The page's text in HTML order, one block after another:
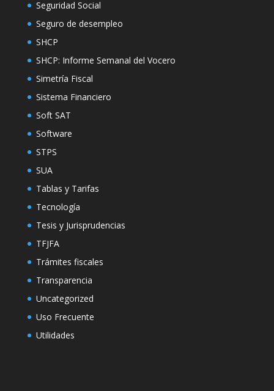
Seguridad Social
Seguro de desempleo
SHCP
SHCP: Informe Semanal del Vocero
Simetría Fiscal
Sistema Financiero
Soft SAT
Software
STPS
SUA
Tablas y Tarifas
Tecnología
Tesis y Jurisprudencias
TFJFA
Trámites fiscales
Transparencia
Uncategorized
Uso Frecuente
Utilidades